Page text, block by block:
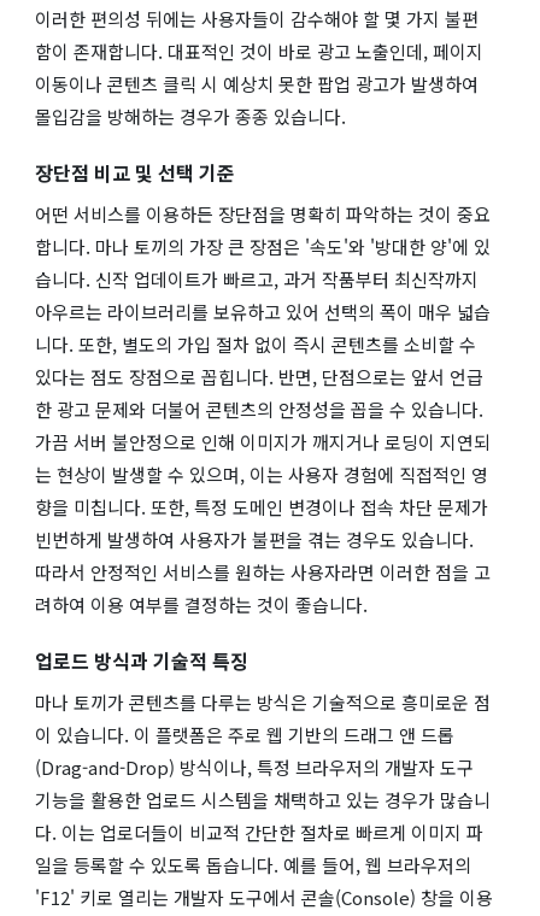
이러한 편의성 뒤에는 사용자들이 감수해야 할 몇 가지 불편
함이 존재합니다. 대표적인 것이 바로 광고 노출인데, 페이지
이동이나 콘텐츠 클릭 시 예상치 못한 팝업 광고가 발생하여
몰입감을 방해하는 경우가 종종 있습니다.
장단점 비교 및 선택 기준
어떤 서비스를 이용하든 장단점을 명확히 파악하는 것이 중요
합니다. 마나 토끼의 가장 큰 장점은 '속도'와 '방대한 양'에 있
습니다. 신작 업데이트가 빠르고, 과거 작품부터 최신작까지
아우르는 라이브러리를 보유하고 있어 선택의 폭이 매우 넓습
니다. 또한, 별도의 가입 절차 없이 즉시 콘텐츠를 소비할 수
있다는 점도 장점으로 꼽힙니다. 반면, 단점으로는 앞서 언급
한 광고 문제와 더불어 콘텐츠의 안정성을 꼽을 수 있습니다.
가끔 서버 불안정으로 인해 이미지가 깨지거나 로딩이 지연되
는 현상이 발생할 수 있으며, 이는 사용자 경험에 직접적인 영
향을 미칩니다. 또한, 특정 도메인 변경이나 접속 차단 문제가
빈번하게 발생하여 사용자가 불편을 겪는 경우도 있습니다.
따라서 안정적인 서비스를 원하는 사용자라면 이러한 점을 고
려하여 이용 여부를 결정하는 것이 좋습니다.
업로드 방식과 기술적 특징
마나 토끼가 콘텐츠를 다루는 방식은 기술적으로 흥미로운 점
이 있습니다. 이 플랫폼은 주로 웹 기반의 드래그 앤 드롭
(Drag-and-Drop) 방식이나, 특정 브라우저의 개발자 도구
기능을 활용한 업로드 시스템을 채택하고 있는 경우가 많습니
다. 이는 업로더들이 비교적 간단한 절차로 빠르게 이미지 파
일을 등록할 수 있도록 돕습니다. 예를 들어, 웹 브라우저의
'F12' 키로 열리는 개발자 도구에서 콘솔(Console) 창을 이용